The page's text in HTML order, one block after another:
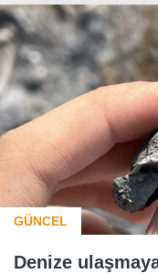
GÜNCEL
Denize